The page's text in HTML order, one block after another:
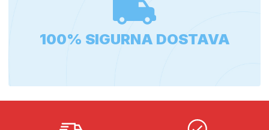
100% SIGURNA DOSTAVA